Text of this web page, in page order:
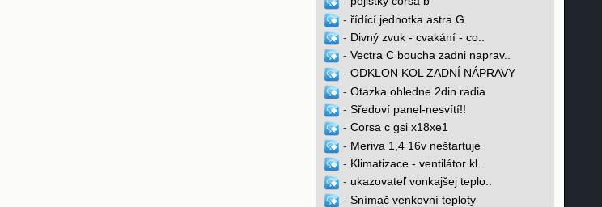
- řídící jednotka astra G
- Divný zvuk - cvakání - co..
- Vectra C boucha zadni naprav..
- ODKLON KOL ZADNÍ NÁPRAVY
- Otazka ohledne 2din radia
- Sředoví panel-nesvítí!!
- Corsa c gsi x18xe1
- Meriva 1,4 16v neštartuje
- Klimatizace - ventilátor kl..
- ukazovateľ vonkajšej teplo..
- Snímač venkovní teploty